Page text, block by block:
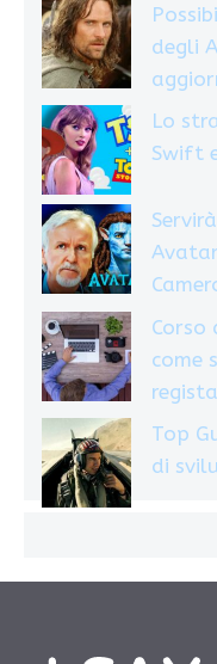
degli
Lo
Swift
Corso
come
regista
Top
di